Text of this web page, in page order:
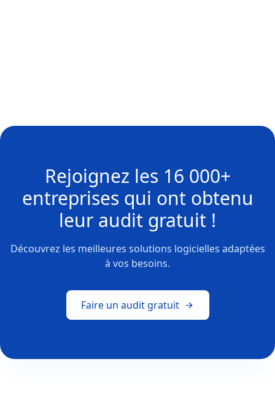
Rejoignez les 16 000+
entreprises qui ont obtenu
leur audit gratuit !
Découvrez les meilleures solutions logicielles adaptées
à vos besoins.
Faire un audit gratuit